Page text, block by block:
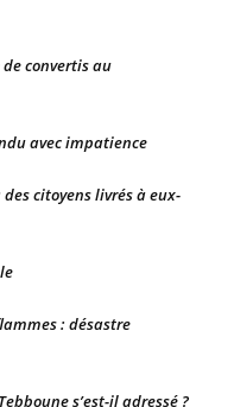
convertis au
avec impatience
citoyens livrés à eux-
: désastre
s’est-il adressé ?